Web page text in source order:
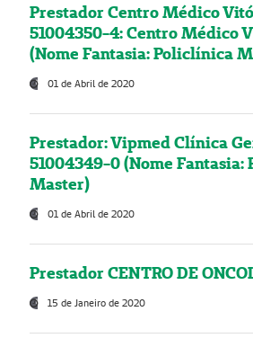
Prestador Centro Médico
51004350-4: Centro Médico
(Nome Fantasia: Policlínica
01 de Abril de 2020
Prestador: Vipmed Clínica
51004349-0 (Nome
Master)
01 de Abril de 2020
Prestador CENTRO DE
15 de Janeiro de 2020